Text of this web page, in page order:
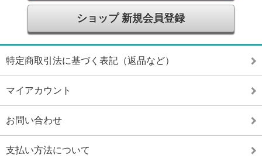
ショップ 新規会員登録
特定商取引法に基づく表記（返品など）
マイアカウント
お問い合わせ
支払い方法について